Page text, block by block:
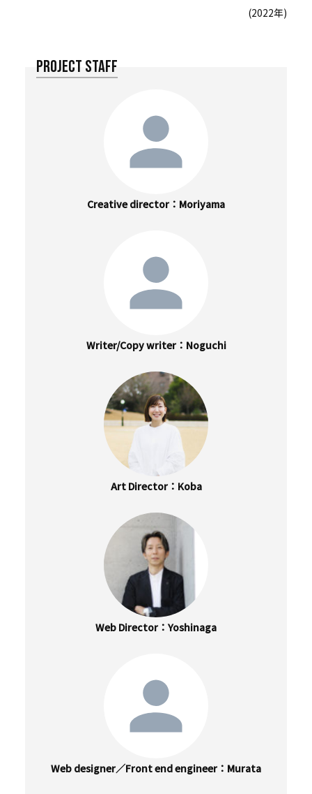
(2022年)
PROJECT STAFF
Creative director Moriyama
Writer/Copy writer Noguchi
Art Director Koba
Web Director Yoshinaga
Web designer／Front end engineer Murata